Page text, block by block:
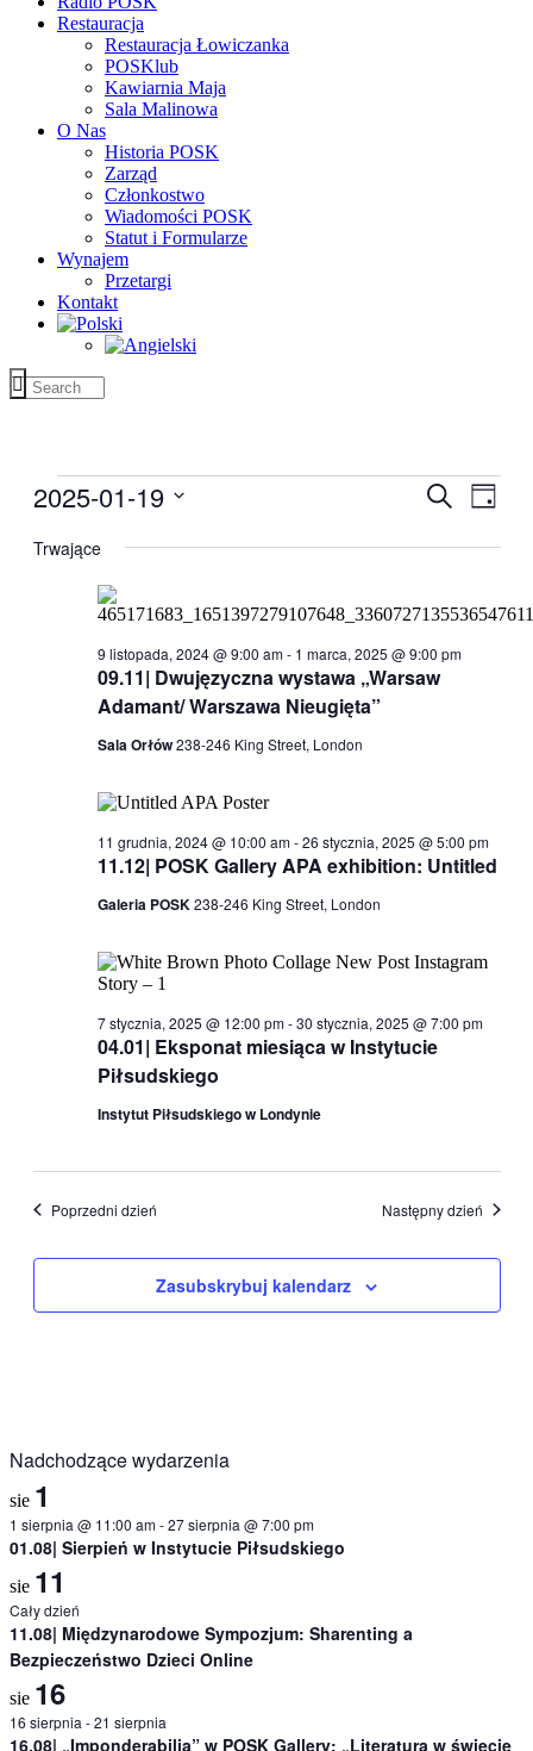
Restauracja
Restauracja Łowiczanka
POSKlub
Kawiarnia Maja
Sala Malinowa
O Nas
Historia POSK
Zarząd
Członkostwo
Wiadomości POSK
Statut i Formularze
Wynajem
Przetargi
Kontakt
Wydarzenia
for
19
stycznia,
po
i
widokach
Szukaj
Dzień
2025-01-19
datę.
Trwające
09.11| Dwujęzyczna wystawa „Warsaw
Adamant/ Warszawa Nieugięta”
9 listopada, 2024 @ 9:00 am- 1 marca, 2025 @ 9:00 pm
Sala Orłów238-246 King Street, London
11.12| POSK Gallery APA exhibition: Untitled
11 grudnia, 2024 @ 10:00 am-26 stycznia, 2025 @ 5:00 pm
Galeria POSK238-246 King Street, London
04.01| Eksponat miesiąca w Instytucie
Piłsudskiego
7 stycznia, 2025 @ 12:00 pm-30 stycznia, 2025 @ 7:00 pm
Instytut Piłsudskiego w Londynie
Poprzedni dzień Następny dzień
Zasubskrybuj kalendarz
Nadchodzące wydarzenia
sie 1
1 sierpnia @ 11:00 am-27 sierpnia @ 7:00 pm
01.08| Sierpień w Instytucie Piłsudskiego
sie 11
Cały dzień
11.08| Międzynarodowe Sympozjum: Sharenting a
Bezpieczeństwo Dzieci Online
sie 16
16 sierpnia -21 sierpnia
16.08| „Imponderabilia” w POSK Gallery: „Literatura w świecie